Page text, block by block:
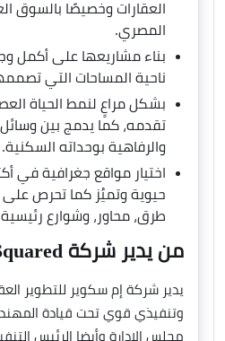
العقارات وخصيصًا بالسوق
المصري.
بناء مشاريعها على أكمل
ناحية المساحات التي
بشكل مراعٍ لنمط الحياة
تقدمه، كما يدمج بين وسائل
والرفاهية بوحداته السكنية.
اختيار مواقع جغرافية في
حيوية وتميُز كما تحرص
طرق، محاور، وشوارع
من يدير شركة M Squared؟
يدير شركة إم سكوير للتطوير
وتنفيذي قوي تحت قيادة
مجلس الإدارة وأيضا الرئيس